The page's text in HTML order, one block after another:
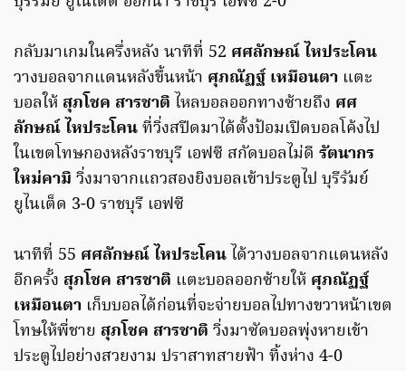
กลับมาเกมในครึ่งหลัง นาทีที่ 52 ศศลักษณ์ ไหประโคน
วางบอลจากแดนหลังขึ้นหน้า ศุภณัฏฐ์ เหมือนตา แตะ
บอลให้ สุภโชค สารชาติ ไหลบอลออกทางซ้ายถึง ศศ
ลักษณ์ ไหประโคนที่วิ่งสปีดมาได้ตั้งป้อมเปิดบอลโค้งไป
ในเขตโทษกองหลังราชบุรี เอฟซี สกัดบอลไม่ดี รัตนากร
ใหม่คามิ วิ่งมาจากแถวสองยิงบอลเข้าประตูไป บุรีรัมย์
ยูไนเต็ด 3-0 ราชบุรี เอฟซี
นาทีที่ 55 ศศลักษณ์ ไหประโคน ได้วางบอลจากแดนหลัง
อีกครั้ง สุภโชค สารชาติ แตะบอลออกซ้ายให้ ศุภณัฏฐ์
เหมือนตา เก็บบอลได้ก่อนที่จะจ่ายบอลไปทางขวาหน้าเขต
โทษให้พี่ชาย สุภโชค สารชาติ วิ่งมาซัดบอลพุ่งหายเข้า
ประตูไปอย่างสวยงาม ปราสาทสายฟ้า ทิ้งห่าง 4-0